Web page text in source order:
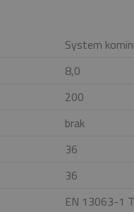
System
8,0
200
brak
36
36
EN 13063-1